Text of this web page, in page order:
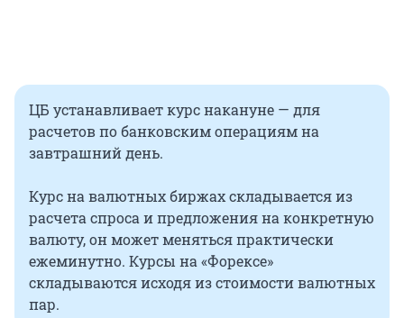
ЦБ устанавливает курс накануне — для
расчетов по банковским операциям на
завтрашний день.
Курс на валютных биржах складывается из
расчета спроса и предложения на конкретную
валюту, он может меняться практически
ежеминутно. Курсы на «Форексе»
складываются исходя из стоимости валютных
пар.